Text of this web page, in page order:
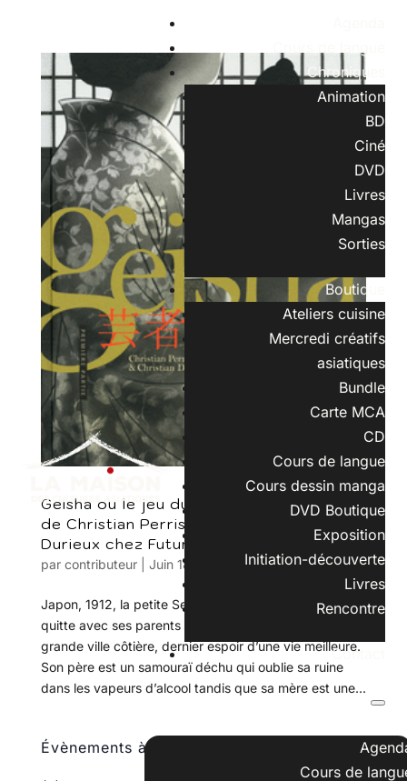
Chroniques
Animation
BD
Ciné
DVD
Livres
Mangas
Sorties
Boutique
Ateliers cuisine
Mercredi créatifs
asiatiques
Bundle
Carte MCA
CD
Cours de langue
Cours dessin manga
DVD Boutique
Exposition
Initiation-découverte
Livres
Rencontre
Contact
Cours de
Geisha ou le jeu du shamisen (1ère partie)
de Christian Perrissin et Christian
Durieux chez Futuropolis.
par contributeur| Juin 18, 2017 BD,
Japon, 1912, la petite Setsuko a 8 ans quand elle
quitte avec ses parents et sa sœur son village pour la
grande ville côtière, dernier espoir d’une vie meilleure.
Son père est un samouraï déchu qui oublie sa ruine
dans les vapeurs d’alcool tandis que sa mère est une...
Évènements à venir